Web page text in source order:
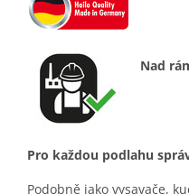
Nad
Pro každou podlahu
Podobně jako vysavače,